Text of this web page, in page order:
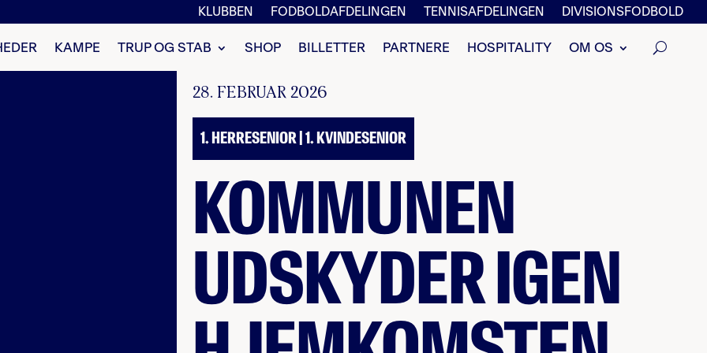
KLUBBEN FODBOLDAFDELINGEN TENNISAFDELINGEN DIVISIONSFODBOLD
KAMPE TRUP OG STAB SHOP BILLETTER PARTNERE HOSPITALITY OM OS
28. FEBRUAR 2026
1. HERRESENIOR | 1. KVINDESENIOR
KOMMUNEN
UDSKYDER IGEN